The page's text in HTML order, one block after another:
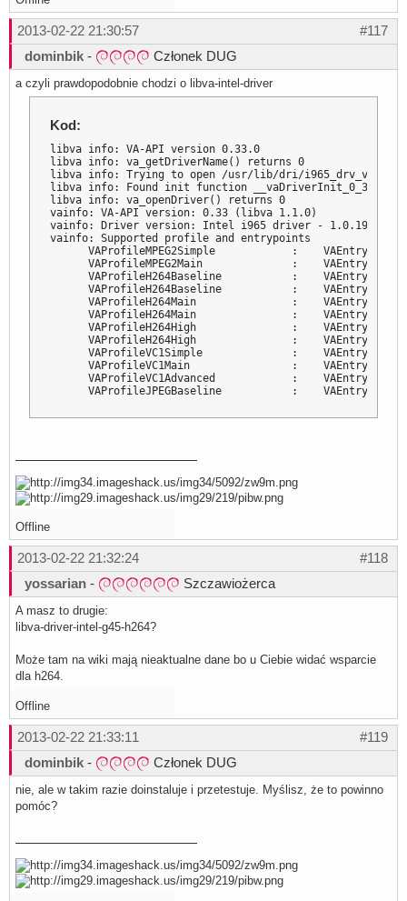
#117
2013-02-22 21:30:57
dominbik - Członek DUG
a czyli prawdopodobnie chodzi o libva-intel-driver
Kod:
libva info: VA-API version 0.33.0
libva info: va_getDriverName() returns 0
libva info: Trying to open /usr/lib/dri/
libva info: Found init function __vaDriverInit_0_33
libva info: va_openDriver() returns 0
vainfo: VA-API version: 0.33 (libva 1.1.0)
vainfo: Driver version: Intel i965 driver - 1.0.19
vainfo: Supported profile and entrypoints
VAProfileMPEG2Simple            :
VAProfileMPEG2Main              :
VAProfileH264Baseline           :
VAProfileH264Baseline           :
VAProfileH264Main               :
VAProfileH264Main               :
VAProfileH264High               :
VAProfileH264High               :
VAProfileVC1Simple              :
VAProfileVC1Main                :
VAProfileVC1Advanced            :
VAProfileJPEGBaseline           :
Offline
#118
2013-02-22 21:32:24
yossarian - Szczawiożerca
A masz to drugie:
libva-driver-intel-g45-h264?
Może tam na wiki mają nieaktualne dane bo u Ciebie widać wsparcie
dla h264.
Offline
#119
2013-02-22 21:33:11
dominbik - Członek DUG
nie, ale w takim razie doinstaluje i przetestuje. Myślisz, że to powinno
pomóc?